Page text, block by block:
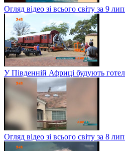
Огляд відео зі всього світу за 9
У Південній Африці будують
Огляд відео зі всього світу за 8